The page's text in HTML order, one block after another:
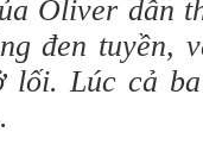
Oliver dẫn
đen tuyền,
Lúc cả